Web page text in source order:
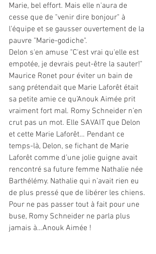
Marie, bel effort. Mais elle n'aura de
cesse que de "venir dire bonjour" à
l'équipe et se gausser ouvertement de la
pauvre "Marie-godiche".
Delon s'en amuse "C'est vrai qu'elle est
empotée, je devrais peut-être la sauter!"
Maurice Ronet pour éviter un bain de
sang prétendait que Marie Laforêt était
sa petite amie ce qu’Anouk Aimée prit
vraiment fort mal. Romy Schneider n’en
crut pas un mot. Elle SAVAIT que Delon
et cette Marie Laforêt… Pendant ce
temps-là, Delon, se fichant de Marie
Laforêt comme d’une jolie guigne avait
rencontré sa future femme Nathalie née
Barthélémy. Nathalie qui n’avait rien eu
de plus pressé que de libérer les chiens.
Pour ne pas passer tout à fait pour une
buse, Romy Schneider ne parla plus
jamais à…Anouk Aimée !